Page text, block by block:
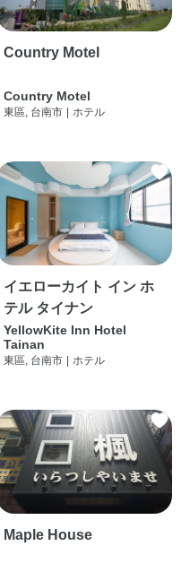
Country Motel
Country Motel
東區, 台南市 | ホテル
イエローカイト イン ホ
テル タイナン
YellowKite Inn Hotel
Tainan
東區, 台南市 | ホテル
Maple House